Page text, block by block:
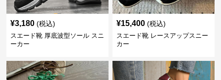
¥3,180 (税込)
スエード靴 厚底波型ソール スニ
ーカー
¥15,400 (税込)
スエード靴 レースアップスニー
カー